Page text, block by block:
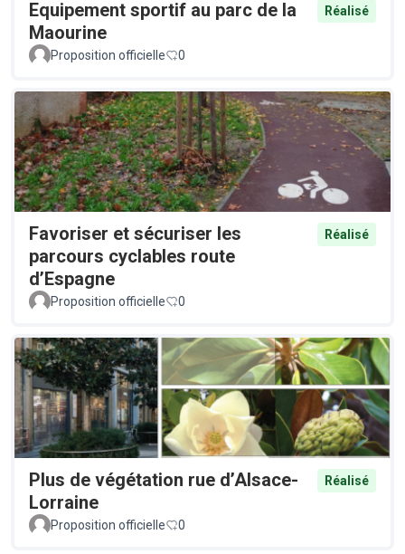
Equipement sportif au parc de la
Maourine
Réalisé
Proposition officielle 0
Favoriser et sécuriser les
parcours cyclables route
d’Espagne
Réalisé
Proposition officielle 0
Plus de végétation rue d’Alsace-
Lorraine
Réalisé
Proposition officielle 0